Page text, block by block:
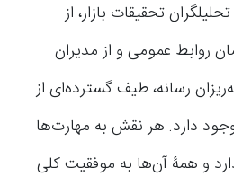
تحقیقات بازار، از
روابط عمومی و از مدیران
رسانه، طیف گسترده‌ای از
دارد. هر نقش به مهارت‌ها
و همۀ آن‌ها به موفقیت کلی